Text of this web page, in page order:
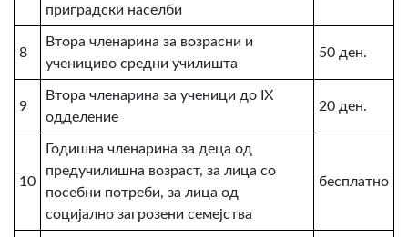
приградски населби
8
Втора членарина за возрасни и
ученициво средни училишта
50 ден.
9
Втора членарина за ученици до IX
одделение
20 ден.
10
Годишна членарина за деца од
предучилишна возраст, за лица со
посебни потреби, за лица од
социјално загрозени семејства
бесплатно